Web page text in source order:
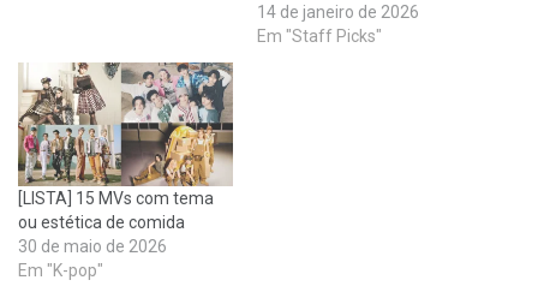
14 de janeiro de 2026
Em "Staff Picks"
[LISTA] 15 MVs com tema
ou estética de comida
30 de maio de 2026
Em "K-pop"